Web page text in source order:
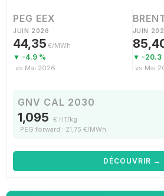
PEG EEX
JUIN 2026
44,35 €/MWh
▼ -4.9 %
vs Mai 2026
JUIN
▼ -20.3
vs Mai
GNV CAL 2030
1,095 € HT/kg
PEG forward : 21,75 €/MWh
DÉCOUVRIR →